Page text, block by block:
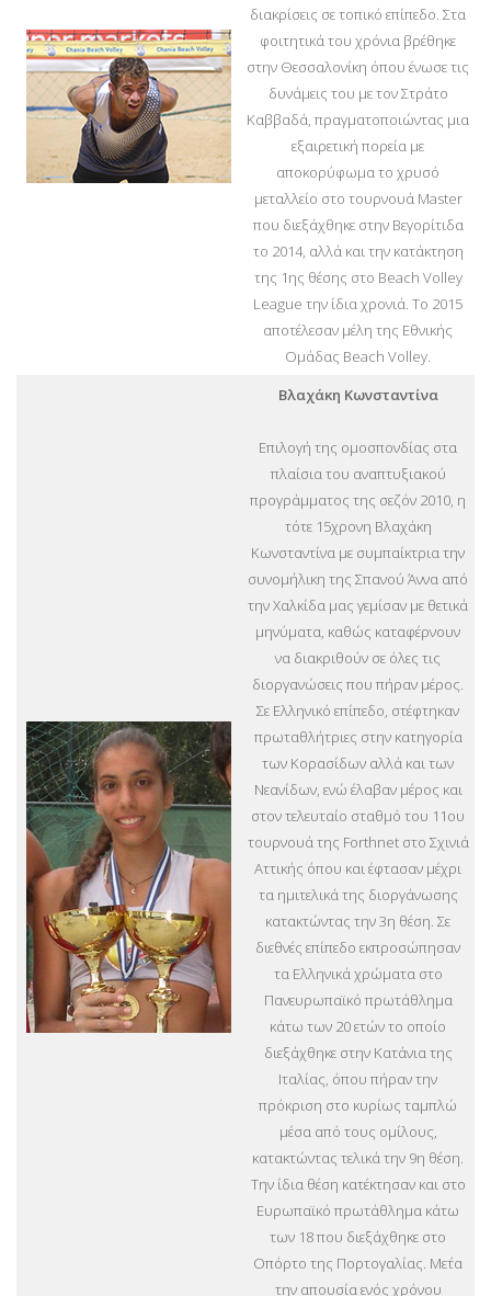
διακρίσεις σε τοπικό επίπεδο. Στα
φοιτητικά του χρόνια βρέθηκε
στην Θεσσαλονίκη όπου ένωσε τις
δυνάμεις του με τον Στράτο
Καββαδά, πραγματοποιώντας μια
εξαιρετική πορεία με
αποκορύφωμα το χρυσό
μεταλλείο στο τουρνουά Master
που διεξάχθηκε στην Βεγορίτιδα
το 2014, αλλά και την κατάκτηση
της 1ης θέσης στο Beach Volley
League την ίδια χρονιά. Το 2015
αποτέλεσαν μέλη της Εθνικής
Ομάδας Beach Volley.
Βλαχάκη Κωνσταντίνα
Επιλογή της ομοσπονδίας στα
πλαίσια του αναπτυξιακού
προγράμματος της σεζόν 2010, η
τότε 15χρονη Βλαχάκη
Κωνσταντίνα με συμπαίκτρια την
συνομήλικη της Σπανού Άννα από
την Χαλκίδα μας γεμίσαν με θετικά
μηνύματα, καθώς καταφέρνουν
να διακριθούν σε όλες τις
διοργανώσεις που πήραν μέρος.
Σε Ελληνικό επίπεδο, στέφτηκαν
πρωταθλήτριες στην κατηγορία
των Κορασίδων αλλά και των
Νεανίδων, ενώ έλαβαν μέρος και
στον τελευταίο σταθμό του 11ου
τουρνουά της Forthnet στο Σχινιά
Αττικής όπου και έφτασαν μέχρι
τα ημιτελικά της διοργάνωσης
κατακτώντας την 3η θέση. Σε
διεθνές επίπεδο εκπροσώπησαν
τα Ελληνικά χρώματα στο
Πανευρωπαϊκό πρωτάθλημα
κάτω των 20 ετών το οποίο
διεξάχθηκε στην Κατάνια της
Ιταλίας, όπου πήραν την
πρόκριση στο κυρίως ταμπλώ
μέσα από τους ομίλους,
κατακτώντας τελικά την 9η θέση.
Την ίδια θέση κατέκτησαν και στο
Ευρωπαϊκό πρωτάθλημα κάτω
των 18 που διεξάχθηκε στο
Οπόρτο της Πορτογαλίας. Με΄τα
την απουσία ενός χρόνου